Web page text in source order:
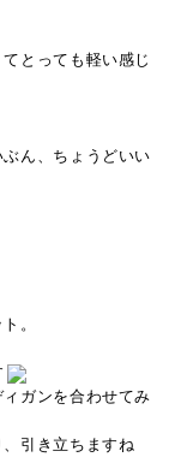
とっても軽い感じ
ん、ちょうどいい
。
ガンを合わせてみ
引き立ちますね